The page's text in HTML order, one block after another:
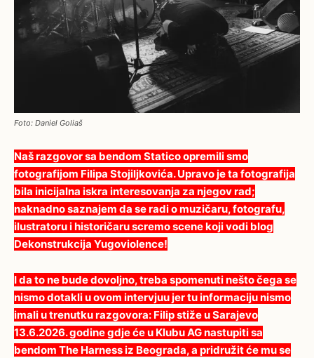
Foto: Daniel Goliaš
Naš razgovor sa bendom Statico opremili smo
fotografijom Filipa Stojiljkovića. Upravo je ta fotografija
bila inicijalna iskra interesovanja za njegov rad;
naknadno saznajem da se radi o muzičaru, fotografu,
ilustratoru i historičaru scremo scene koji vodi blog
Dekonstrukcija Yugoviolence!
I da to ne bude dovoljno, treba spomenuti nešto čega se
nismo dotakli u ovom intervjuu jer tu informaciju nismo
imali u trenutku razgovora: Filip stiže u Sarajevo
13.6.2026. godine gdje će u Klubu AG nastupiti sa
bendom The Harness iz Beograda, a pridružit će mu se